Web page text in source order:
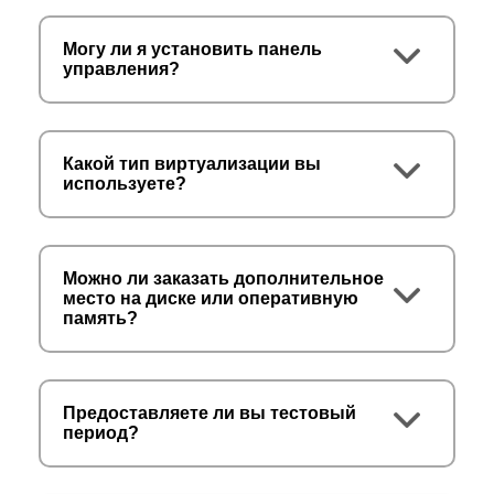
Производительность памяти
Производительность оперативной памяти на
Turbo VPS в три раза превышает показатели
стандартных VPS тарифов. Это позволяет
серверу выполнять больше операций и
быстрее передавать данные, обеспечивая
стабильность даже в сложных процессах.
Turbo VPS легко адаптируется под потребности
вашего бизнеса. Увеличивается нагрузка?
Просто добавьте больше ресурсов:
процессорных ядер, оперативной памяти или
дискового пространства.
Могу ли я установить панель
управления?
Какой тип виртуализации вы
используете?
Можно ли заказать дополнительное
место на диске или оперативную
память?
Предоставляете ли вы тестовый
период?